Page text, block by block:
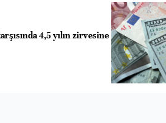
4,5 yılın zirvesine